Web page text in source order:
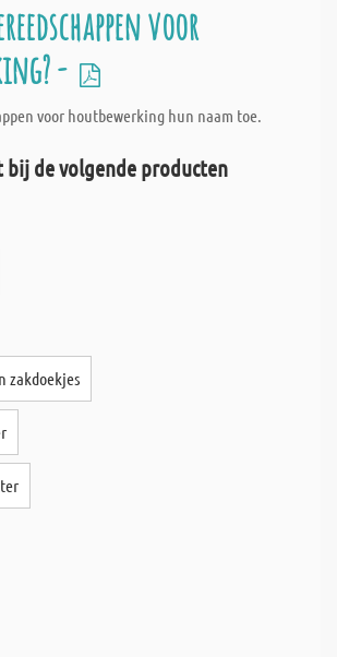
voor
-
voor houtbewerking hun naam toe.
bij de volgende producten
zakdoekjes